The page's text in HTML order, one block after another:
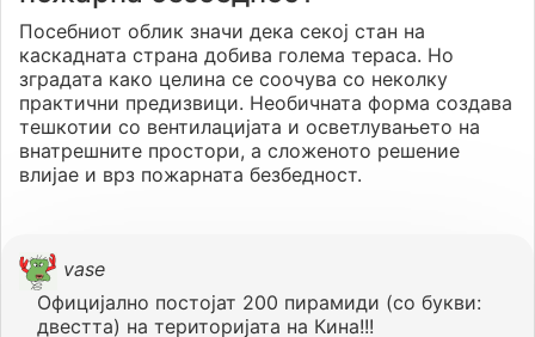
Посебниот облик значи дека секој стан на
каскадната страна добива голема тераса. Но
зградата како целина се соочува со неколку
практични предизвици. Необичната форма создава
тешкотии со вентилацијата и осветлувањето на
внатрешните простори, а сложеното решение
влијае и врз пожарната безбедност.
vase
Официјално постојат 200 пирамиди (со букви:
двестта) на територијата на Кина!!!